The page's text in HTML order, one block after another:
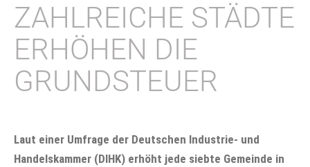
ZAHLREICHE STÄDTE
ERHÖHEN DIE
GRUNDSTEUER
Laut einer Umfrage der Deutschen Industrie- und
Handelskammer (DIHK) erhöht jede siebte Gemeinde in